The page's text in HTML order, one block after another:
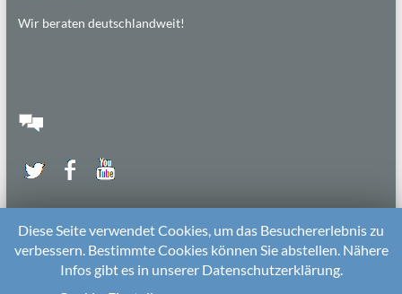
Wir beraten deutschlandweit!
2026 beiDie KitarechtlerUnterstützt von:WordPress. Theme: Spacious von
Diese Seite verwendet Cookies, um das Besuchererlebnis zu
verbessern. Bestimmte Cookies können Sie abstellen. Nähere
Infos gibt es in unserer Datenschutzerklärung.